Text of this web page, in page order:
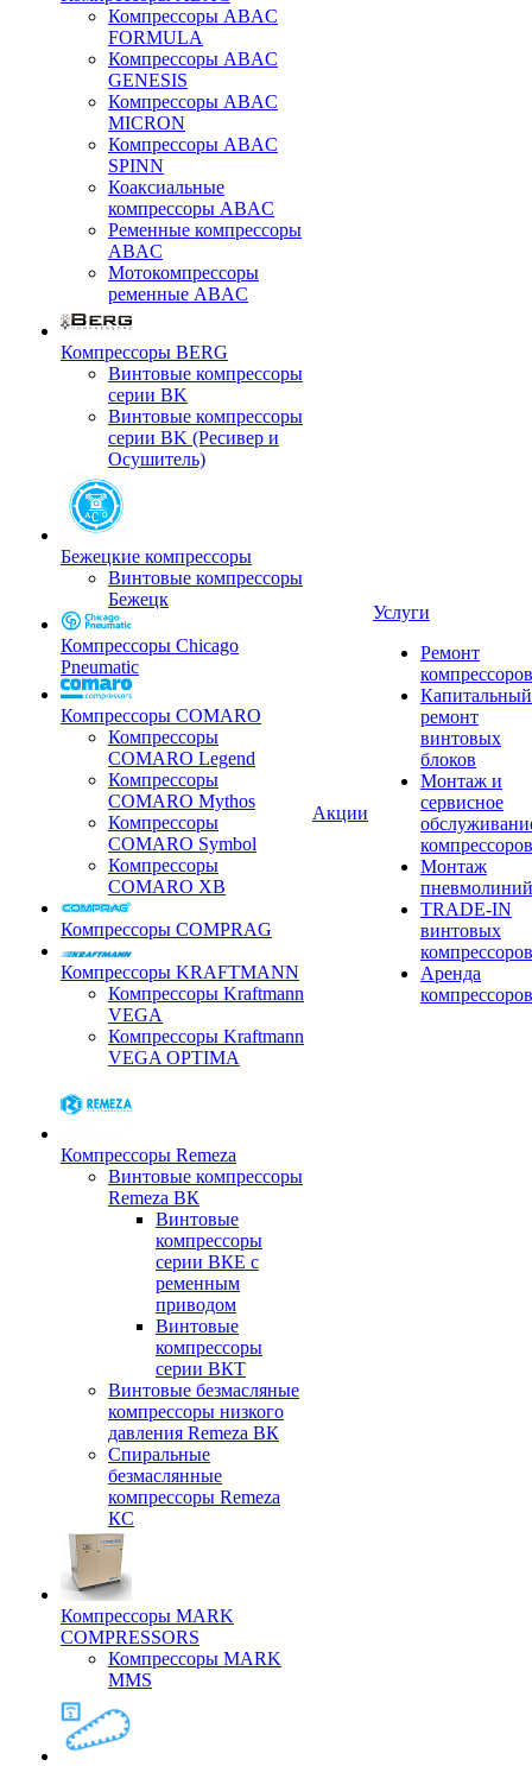
Компрессоры ABAC
FORMULA
Компрессоры ABAC
GENESIS
Компрессоры ABAC
MICRON
Компрессоры ABAC
SPINN
Коаксиальные
компрессоры ABAC
Ременные компрессоры
ABAC
Мотокомпрессоры
ременные ABAC
Компрессоры BERG
Винтовые компрессоры
серии BK
Винтовые компрессоры
серии BK (Ресивер и
Осушитель)
Бежецкие компрессоры
Винтовые компрессоры
Бежецк
Компрессоры Chicago
Pneumatic
Компрессоры COMARO
Компрессоры
COMARO Legend
Компрессоры
COMARO Mythos
Компрессоры
COMARO Symbol
Компрессоры
COMARO XB
Компрессоры COMPRAG
Компрессоры KRAFTMANN
Компрессоры Kraftmann
VEGA
Компрессоры Kraftmann
VEGA OPTIMA
Компрессоры Remeza
Винтовые компрессоры
Remeza ВК
Винтовые
компрессоры
серии ВКЕ с
ременным
приводом
Винтовые
компрессоры
серии ВКТ
Винтовые безмасляные
компрессоры низкого
давления Remeza ВК
Спиральные
безмаслянные
компрессоры Remeza
КС
Компрессоры MARK
COMPRESSORS
Компрессоры MARK
MMS
Акции
Услуги
Ремонт
компрессоров
Капитальный
ремонт
винтовых
блоков
Монтаж и
сервисное
компрессоров
Монтаж
пневмолиний
TRADE-IN
винтовых
компрессоров
Аренда
компрессоров